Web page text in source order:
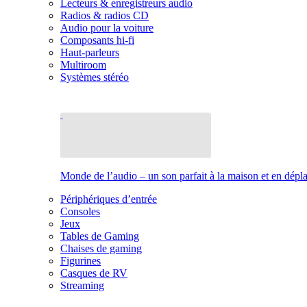
Lecteurs & enregistreurs audio
Radios & radios CD
Audio pour la voiture
Composants hi-fi
Haut-parleurs
Multiroom
Systèmes stéréo
Monde de l’audio – un son parfait à la maison et en
Périphériques d’entrée
Consoles
Jeux
Tables de Gaming
Chaises de gaming
Figurines
Casques de RV
Streaming